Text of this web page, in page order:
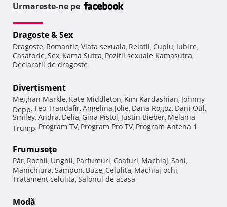
Urmareste-ne pe
Dragoste & Sex
Dragoste, Romantic, Viata sexuala, Relatii, Cuplu, Iubire,
Casatorie, Sex, Kama Sutra, Pozitii sexuale Kamasutra,
Declaratii de dragoste
Divertisment
Meghan Markle, Kate Middleton, Kim Kardashian, Johnny
Depp, Teo Trandafir, Angelina Jolie, Dana Rogoz, Dani Otil,
Smiley, Andra, Delia, Gina Pistol, Justin Bieber, Melania
Trump, Program TV, Program Pro TV, Program Antena 1
Frumuseţe
Păr, Rochii, Unghii, Parfumuri, Coafuri, Machiaj, Sani,
Manichiura, Sampon, Buze, Celulita, Machiaj ochi,
Tratament celulita, Salonul de acasa
Modă